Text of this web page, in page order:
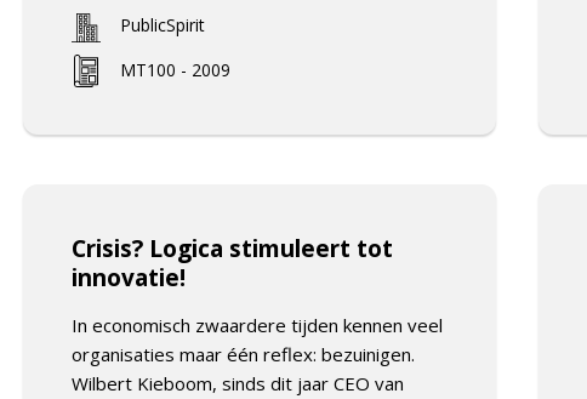
PublicSpirit
MT100 - 2009
Crisis? Logica stimuleert tot
innovatie!
In economisch zwaardere tijden kennen veel
organisaties maar één reflex: bezuinigen.
Wilbert Kieboom, sinds dit jaar CEO van